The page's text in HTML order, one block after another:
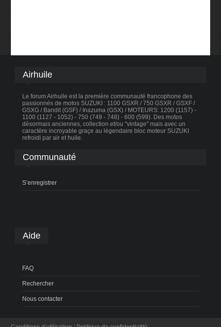
Airhuile
Le forum Airhuile est la première communauté francophone des
passionnés de motos SUZUKI : 1100 GSXR / 750 GSXR / GSXF /
GSXG / Bandit (GSF) / Inazuma (GSX) / MOTEURS: 1200 (1157) -
1100 (1127 - 1052) - 750 (749 - 748) - 600 (599). Des motos
désormais anciennes, collection et/ou "vintage" mais avec un
caractère incroyable graçe au légendaire bloc moteur SUZUKI
refroidi par air et huile.
Communauté
S’enregistrer
Aide
FAQ
Rechercher
Nous contacter